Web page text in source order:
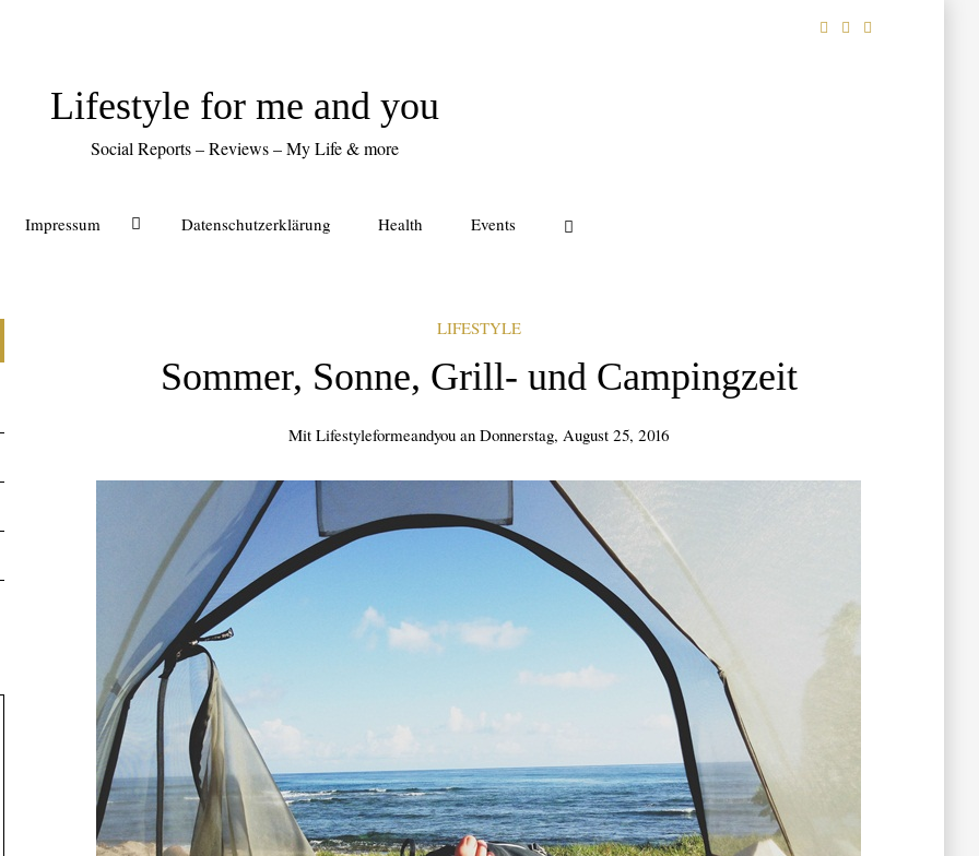
Lifestyle for me and you
Social Reports – Reviews – My Life & more
Impressum Datenschutzerklärung Health Events
LIFESTYLE
Sommer, Sonne, Grill- und Campingzeit
Mit Lifestyleformeandyou an Donnerstag, August 25, 2016